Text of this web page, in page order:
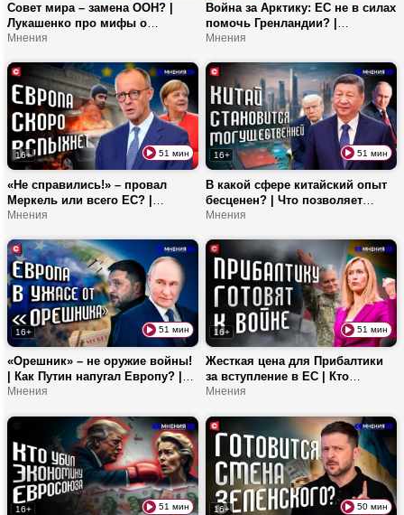
Совет мира – замена ООН? |
Лукашенко про мифы о
денежном взносе | Европа уже
международной арене?
Мнения
Война за Арктику: ЕС не в силах
помочь Гренландии? |
Ликвидация НАТО не за
присоединению острова
Мнения
16+ 51 мин
«Не справились!» – провал
Меркель или всего ЕС? |
Мигранты разрушат Европу? |
Рождество?
Мнения
16+ 51 мин
В какой сфере китайский опыт
бесценен? | Что позволяет
Китаю создавать самые
сотрудничает КНР с Союзным
государством?
Мнения
16+ 51 мин
«Орешник» – не оружие войны!
| Как Путин напугал Европу? |
Трамп поставит на хромую
Мнения
16+ 51 мин
Жесткая цена для Прибалтики
за вступление в ЕС | Кто
пытается отрезать Россию от
переговорам?
Мнения
16+ 51 мин 16+ 50 мин